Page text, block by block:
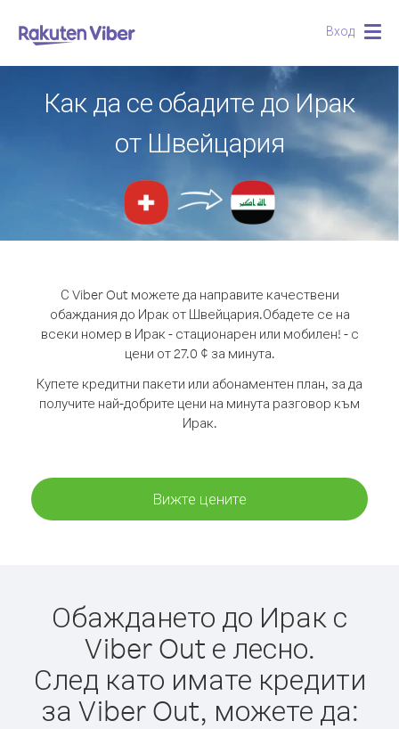
Вход
Как да се обадите до Ирак
от Швейцария
С Viber Out можете да направите качествени
обаждания до Ирак от Швейцария.Обадете се на
всеки номер в Ирак - стационарен или мобилен! - с
цени от 27.0 ¢ за минута.
Купете кредитни пакети или абонаментен план, за да
получите най-добрите цени на минута разговор към
Ирак.
Вижте цените
Обаждането до Ирак с
Viber Out е лесно.
След като имате кредити
за Viber Out, можете да: